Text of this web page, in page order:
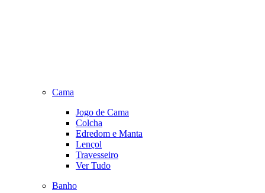
Cama
Jogo de Cama
Colcha
Edredom e Manta
Lençol
Travesseiro
Ver Tudo
Banho